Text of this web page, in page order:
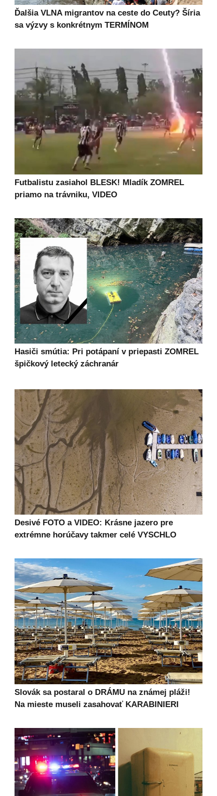
Ďalšia VLNA migrantov na ceste do Ceuty? Šíria
sa výzvy s konkrétnym TERMÍNOM
Futbalistu zasiahol BLESK! Mladík ZOMREL
priamo na trávniku, VIDEO
Hasiči smútia: Pri potápaní v priepasti ZOMREL
špičkový letecký záchranár
Desivé FOTO a VIDEO: Krásne jazero pre
extrémne horúčavy takmer celé VYSCHLO
Slovák sa postaral o DRÁMU na známej pláži!
Na mieste museli zasahovať KARABINIERI